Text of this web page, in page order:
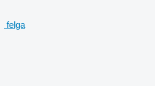
felga